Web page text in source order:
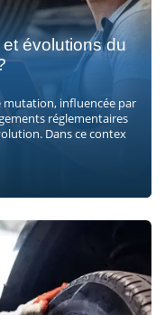
évolutions du
mutation, influencée par
réglementaires
Dans ce contex